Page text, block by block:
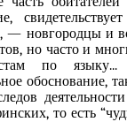
новгородцы и
но часто и
по языку...
обоснование,
то есть